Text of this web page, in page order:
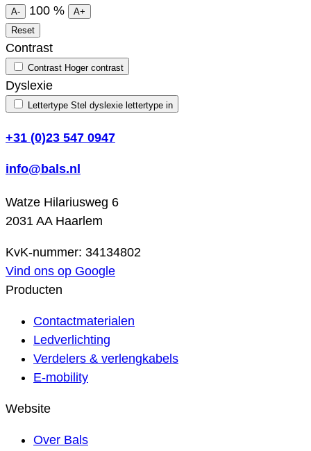
A- 100 %
A+
Reset
Contrast
Contrast Hoger contrast
Dyslexie
Lettertype Stel dyslexie lettertype in
+31 (0)23 547 0947
info@bals.nl
Watze Hilariusweg 6
2031 AA Haarlem
KvK-nummer: 34134802
Vind ons op Google
Producten
Contactmaterialen
Ledverlichting
Verdelers & verlengkabels
E-mobility
Website
Over Bals